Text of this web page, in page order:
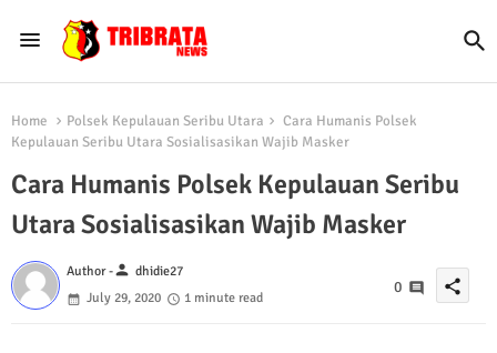
Home Polsek Kepulauan Seribu Utara
Cara Humanis Polsek
Kepulauan Seribu Utara Sosialisasikan Wajib Masker
Cara Humanis Polsek Kepulauan Seribu
Utara Sosialisasikan Wajib Masker
Author -person dhidie27
July 29, 2020
1 minute read
0 share